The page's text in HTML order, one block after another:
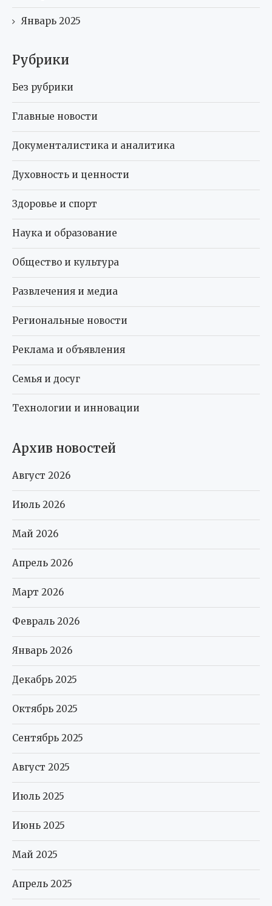
Январь 2025
Рубрики
Без рубрики
Главные новости
Документалистика и аналитика
Духовность и ценности
Здоровье и спорт
Наука и образование
Общество и культура
Развлечения и медиа
Региональные новости
Реклама и объявления
Семья и досуг
Технологии и инновации
Архив новостей
Август 2026
Июль 2026
Май 2026
Апрель 2026
Март 2026
Февраль 2026
Январь 2026
Декабрь 2025
Октябрь 2025
Сентябрь 2025
Август 2025
Июль 2025
Июнь 2025
Май 2025
Апрель 2025